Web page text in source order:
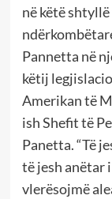
në këtë
Pannetta në
këtij
Amerikan të
ish Shefit të
Panetta. “Të
të jesh anëtar
vlerësojmë